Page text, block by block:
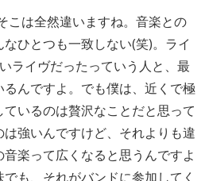
こは全然違いますね。音楽との
ひとつも一致しない(笑)。ライ
ライヴだったっていう人と、最
んですよ。でも僕は、近くで極
いるのは贅沢なことだと思って
強いんですけど、それよりも違
楽って広くなると思うんですよ
も、それがバンドに参加してく